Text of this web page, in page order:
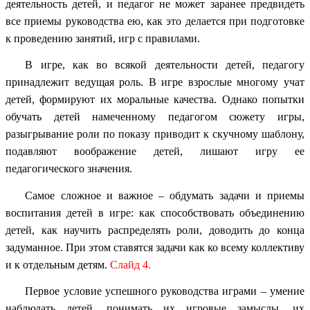
деятельность детей, и педагог не может заранее предвидеть
все приемы руководства ею, как это делается при подготовке
к проведению занятий, игр с правилами.
В игре, как во всякой деятельности детей, педагогу
принадлежит ведущая роль. В игре взрослые многому учат
детей, формируют их моральные качества. Однако попытки
обучать детей намеченному педагогом сюжету игры,
разыгрывание роли по показу приводит к скучному шаблону,
подавляют воображение детей, лишают игру ее
педагогического значения.
Самое сложное и важное – обдумать задачи и приемы
воспитания детей в игре: как способствовать объединению
детей, как научить распределять роли, доводить до конца
задуманное. При этом ставятся задачи как ко всему коллективу
и к отдельным детям. Слайд 4.
Первое условие успешного руководства играми – умение